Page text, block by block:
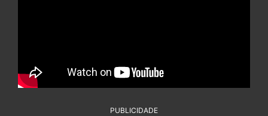
PUBLICIDADE